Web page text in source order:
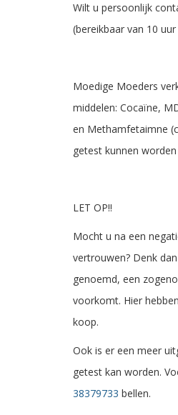
Wilt u persoonlijk
(bereikbaar van 10
Moedige Moeders
middelen: Cocaïne,
en Methamfetaimne
getest kunnen
LET OP!!
Mocht u na een
vertrouwen? Denk
genoemd, een
voorkomt. Hier
koop.
Ook is er een meer
getest kan worden.
38379733 bellen.